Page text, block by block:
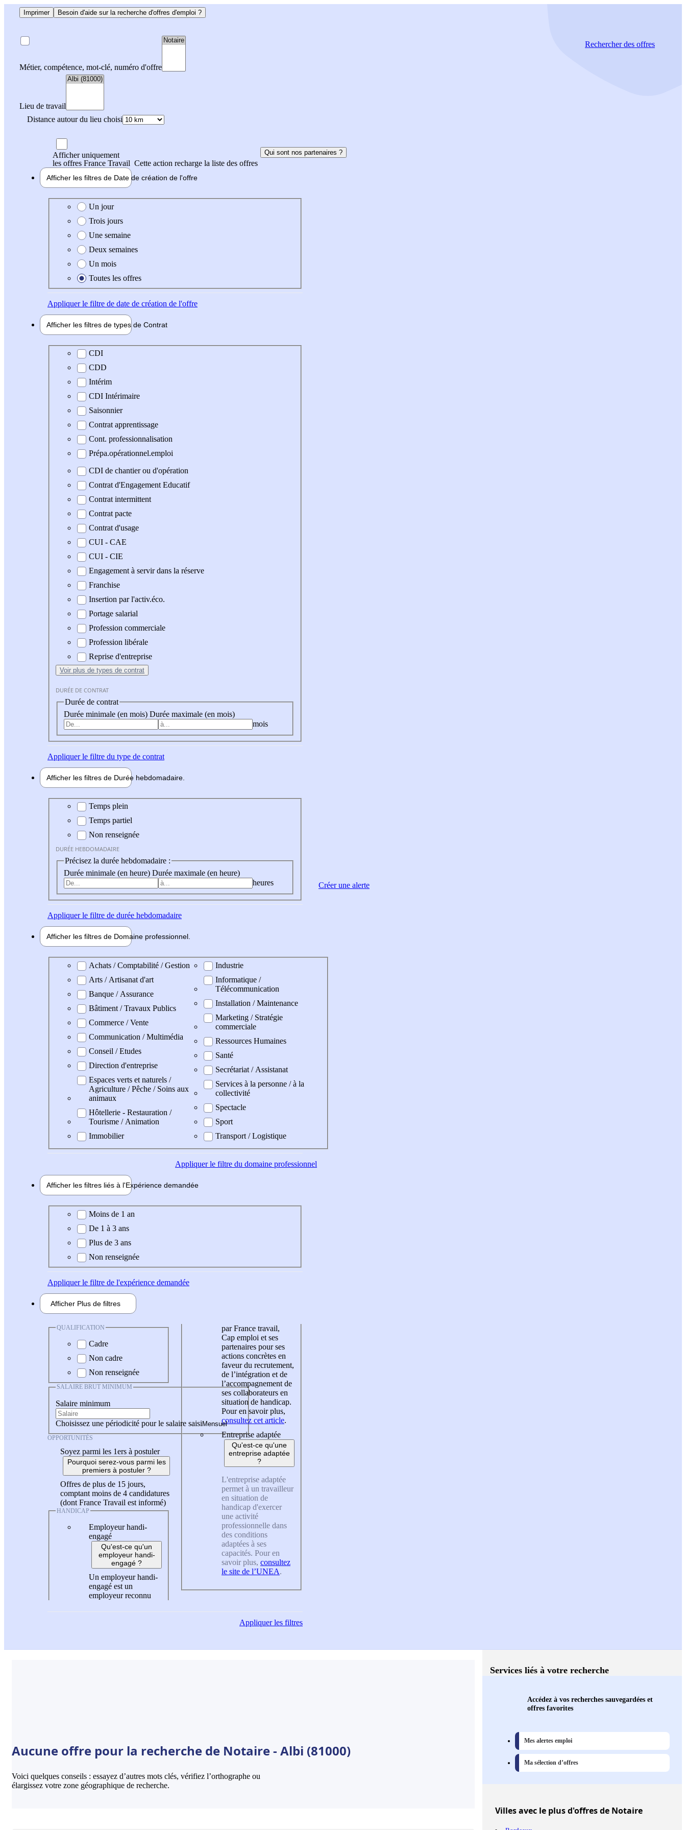
Imprimer Besoin d'aide sur la recherche d'offres d'emploi ?
Métier, compétence, mot-clé, numéro d'offre
Lieu de travail
Distance autour du lieu choisi
Rechercherdes offres
Afficher uniquement
les offres France Travail Cette action recharge la liste des offres
Qui sont nos partenaires ?
Afficher les filtres de Date de création de l'offre
Date de création de l'offre
Un jour
Trois jours
Une semaine
Deux semaines
Un mois
Toutes les offres
Appliquerle filtre de date de création de l'offre
Afficher les filtres de types de Contrat
Type de contrat
CDI
CDD
Intérim
CDI Intérimaire
Saisonnier
Contrat apprentissage
Cont. professionnalisation
Prépa.opérationnel.emploi
CDI de chantier ou d'opération
Contrat d'Engagement Educatif
Contrat intermittent
Contrat pacte
Contrat d'usage
CUI - CAE
CUI - CIE
Engagement à servir dans la réserve
Franchise
Insertion par l'activ.éco.
Portage salarial
Profession commerciale
Profession libérale
Reprise d'entreprise
Voir plus de types de contrat
DURÉE DE CONTRAT
Durée de contrat
Durée minimale (en mois) Durée maximale (en mois)
mois
Appliquerle filtre du type de contrat
Afficher les filtres de Durée hebdomadaire
Durée hebdomadaire
Temps plein
Temps partiel
Non renseignée
DURÉE HEBDOMADAIRE
Précisez la durée hebdomadaire :
Durée minimale (en heure) Durée maximale (en heure)
heures
Appliquerle filtre de durée hebdomadaire
Afficher les filtres de Domaine professionnel
Domaine professionel
Achats / Comptabilité / Gestion
Arts / Artisanat d'art
Banque / Assurance
Bâtiment / Travaux Publics
Commerce / Vente
Communication / Multimédia
Conseil / Etudes
Direction d'entreprise
Espaces verts et naturels /
Agriculture / Pêche / Soins aux
animaux
Hôtellerie - Restauration /
Tourisme / Animation
Immobilier
Industrie
Informatique /
Télécommunication
Installation / Maintenance
Marketing / Stratégie
commerciale
Ressources Humaines
Santé
Secrétariat / Assistanat
Services à la personne / à la
collectivité
Spectacle
Sport
Transport / Logistique
Appliquerle filtre du domaine professionnel
Afficher les filtres liés à l'Expérience demandée
Expérience demandée
Moins de 1 an
De 1 à 3 ans
Plus de 3 ans
Non renseignée
Appliquerle filtre de l'expérience demandée
Afficher Plus de filtres
QUALIFICATION
Cadre
Non cadre
Non renseignée
SALAIRE BRUT MINIMUM
Salaire minimum
Choisissez une périodicité pour le salaire saisi
OPPORTUNITÉS
Soyez parmi les 1ers à postuler
Pourquoi serez-vous parmi les
premiers à postuler ?
Offres de plus de 15 jours,
comptant moins de 4 candidatures
(dont France Travail est informé)
HANDICAP
Employeur handi-
engagé
Qu'est-ce qu'un
employeur handi-
engagé ?
Un employeur handi-
engagé est un
employeur reconnu
par France travail,
Cap emploi et ses
partenaires pour ses
actions concrètes en
faveur du recrutement,
de l’intégration et de
l’accompagnement de
ses collaborateurs en
situation de handicap.
Pour en savoir plus,
consultez cet article.
Entreprise adaptée
Qu'est-ce qu'une
entreprise adaptée
?
L'entreprise adaptée
permet à un travailleur
en situation de
handicap d'exercer
une activité
professionnelle dans
des conditions
adaptées à ses
capacités. Pour en
savoir plus, consultez
le site de l’UNEA.
Appliquerles filtres
Créer une alerte
Aucune offre pour la recherche de Notaire - Albi (81000)
Voici quelques conseils : essayez d’autres mots clés, vérifiez l’orthographe ou
élargissez votre zone géographique de recherche.
Services liés à votre recherche
Accédez à vos recherches sauvegardées et
offres favorites
Mes alertes emploi
Ma sélection d’offres
Villesavec le plus d'offres de Notaire